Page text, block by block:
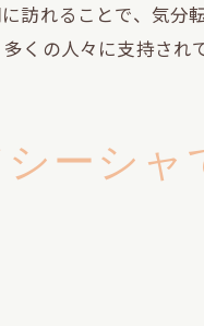
神泉で見つけるリラッ
シーシャを通じた心地
渋谷のシーシャバーで
訪れることで、気
くの人々に支持され
ーシ